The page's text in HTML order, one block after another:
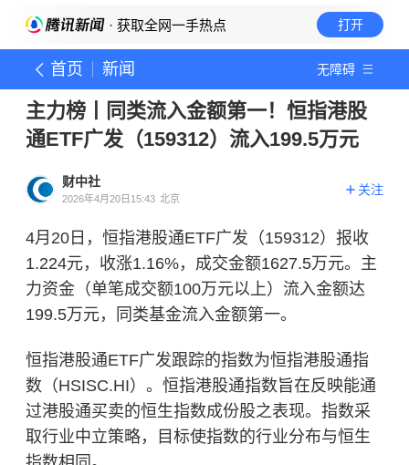
· 获取全网一手热点 打开
首页 新闻 无障碍
主力榜丨同类流入金额第一！恒指港股
通ETF广发（159312）流入199.5万元
财中社
2026年4月20日15:43 北京
关注
4月20日，恒指港股通ETF广发（159312）报收
1.224元，收涨1.16%，成交金额1627.5万元。主
力资金（单笔成交额100万元以上）流入金额达
199.5万元，同类基金流入金额第一。
恒指港股通ETF广发跟踪的指数为恒指港股通指
数（HSISC.HI）。恒指港股通指数旨在反映能通
过港股通买卖的恒生指数成份股之表现。指数采
取行业中立策略，目标使指数的行业分布与恒生